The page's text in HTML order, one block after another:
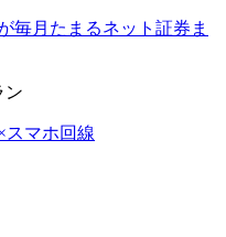
毎月たまるネット証券ま
ン
スマホ回線